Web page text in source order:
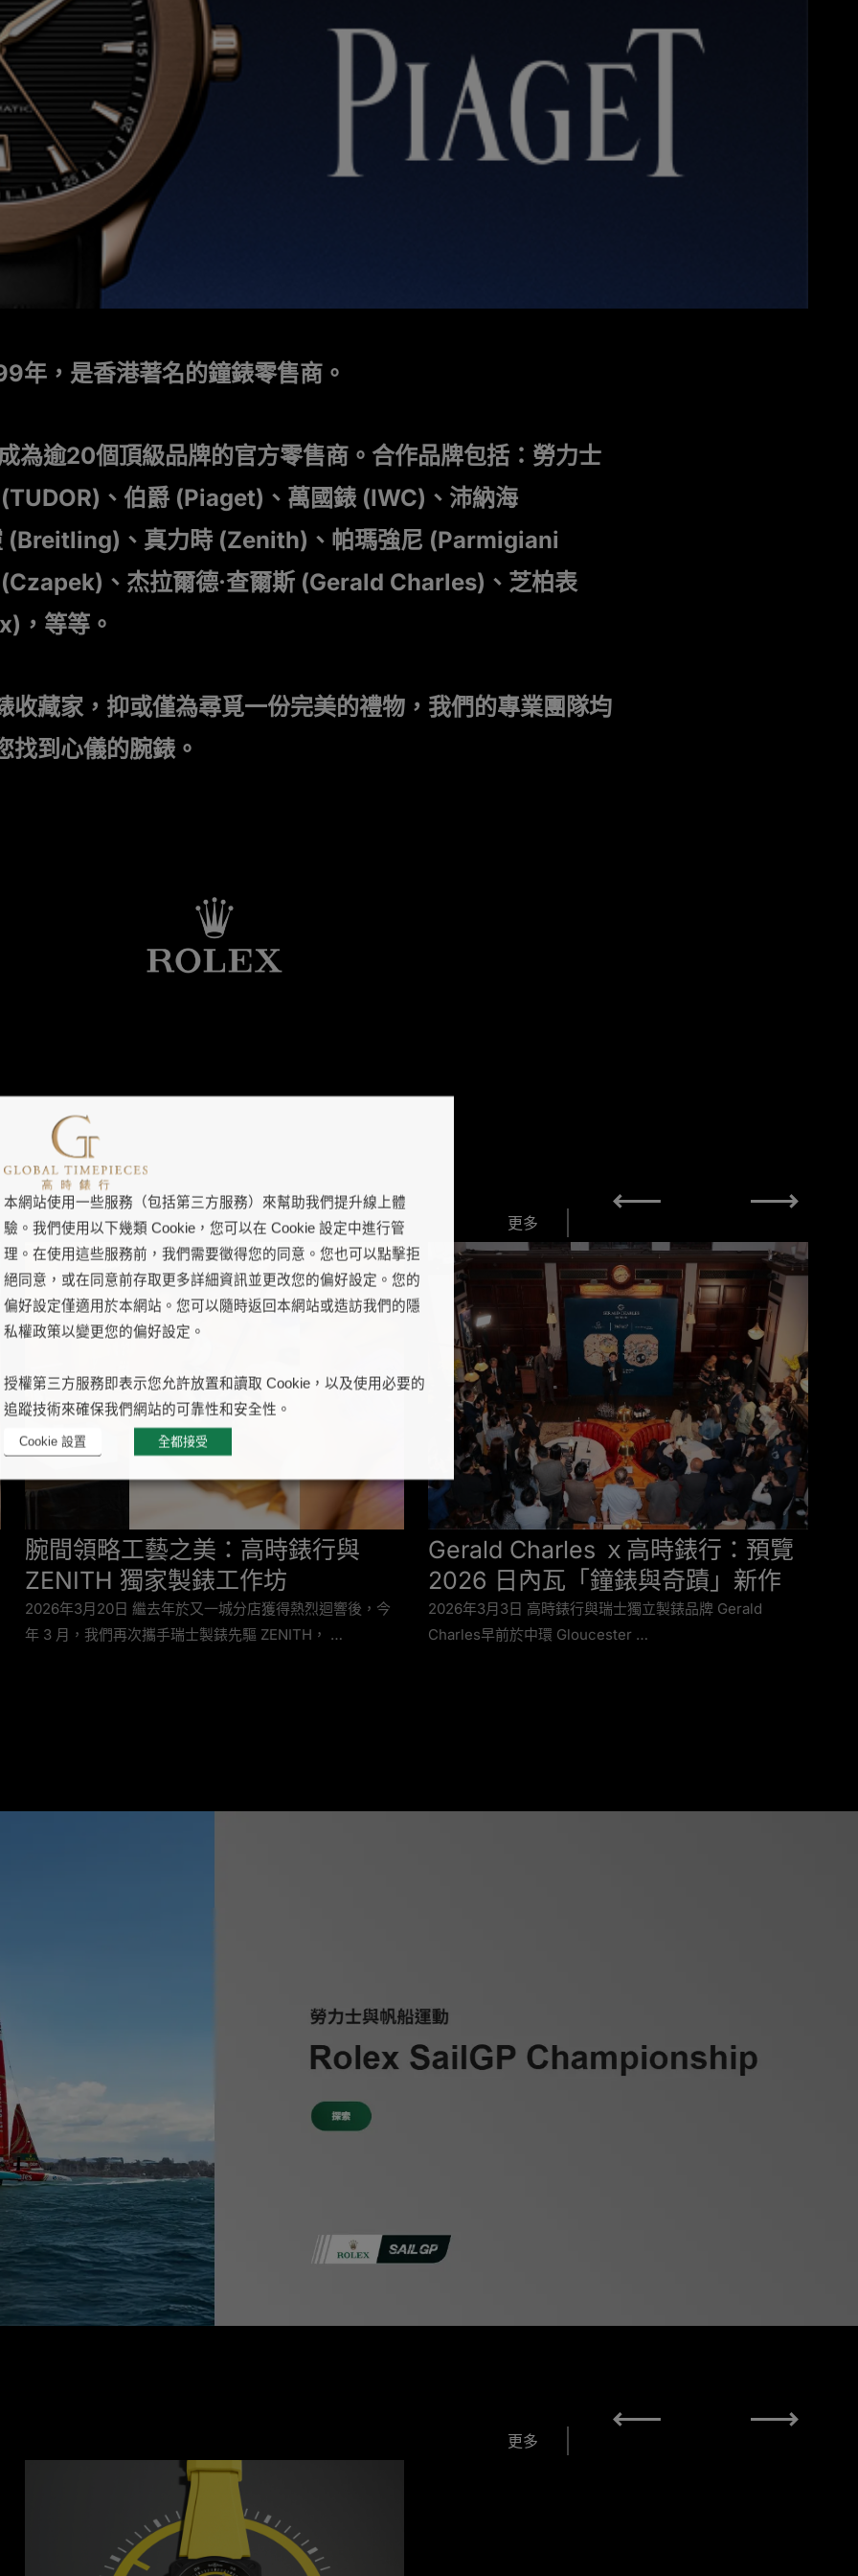
年，是香港著名的鐘錶零售商。
為逾20個頂級品牌的官方零售商。合作品牌包括：勞力士
、伯爵 (Piaget)、萬國錶 (IWC)、沛納海
(Breitling)、真力時 (Zenith)、帕瑪強尼 (Parmigiani
、杰拉爾德·查爾斯 (Gerald Charles)、芝柏表
，等等。
收藏家，抑或僅為尋覓一份完美的禮物，我們的專業團隊均
找到心儀的腕錶。
更多
腕間領略工藝之美：高時錶行與
ZENITH 獨家製錶工作坊
2026年3月20日 繼去年於又一城分店獲得熱烈迴響後，今
年 3 月，我們再次攜手瑞士製錶先驅 ZENITH， …
Gerald Charles ｘ高時錶行：預覽
2026 日內瓦「鐘錶與奇蹟」新作
2026年3月3日 高時錶行與瑞士獨立製錶品牌 Gerald
Charles早前於中環 Gloucester …
更多
本網站使用一些服務（包括第三方服務）來幫助我們提升線上體
驗。我們使用以下幾類 Cookie，您可以在 Cookie 設定中進行管
理。在使用這些服務前，我們需要徵得您的同意。您也可以點擊拒
絕同意，或在同意前存取更多詳細資訊並更改您的偏好設定。您的
偏好設定僅適用於本網站。您可以隨時返回本網站或造訪我們的隱
私權政策以變更您的偏好設定。
授權第三方服務即表示您允許放置和讀取 Cookie，以及使用必要的
追蹤技術來確保我們網站的可靠性和安全性。
Cookie 設置 全都接受